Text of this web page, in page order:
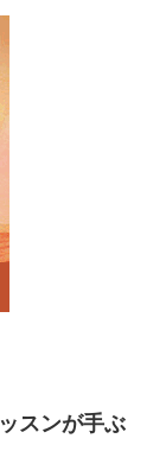
スンが手ぶ